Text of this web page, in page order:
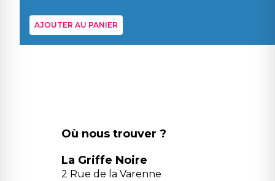
AJOUTER AU PANIER
Où nous trouver ?
La Griffe Noire
2 Rue de la Varenne